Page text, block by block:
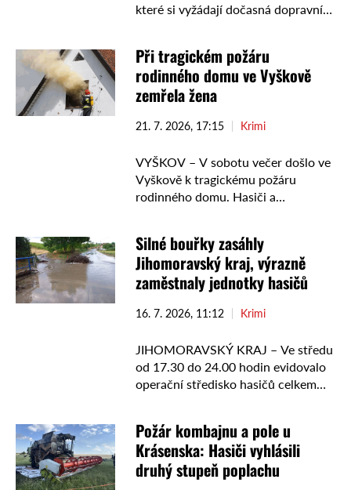
které si vyžádají dočasná dopravní
Slavkovem u Brna a také u …
Při tragickém požáru
rodinného domu ve Vyškově
zemřela žena
21. 7. 2026, 17:15 Krimi
VYŠKOV – V sobotu večer došlo ve
Vyškově k tragickému požáru
rodinného domu. Hasiči a
„Sobotní požár rodinného domu
ve …
Silné bouřky zasáhly
Jihomoravský kraj, výrazně
zaměstnaly jednotky hasičů
16. 7. 2026, 11:12 Krimi
JIHOMORAVSKÝ KRAJ – Ve středu
od 17.30 do 24.00 hodin evidovalo
operační středisko hasičů celkem
Bouřky provázely přívalové srážky a
silný …
Požár kombajnu a pole u
Krásenska: Hasiči vyhlásili
druhý stupeň poplachu